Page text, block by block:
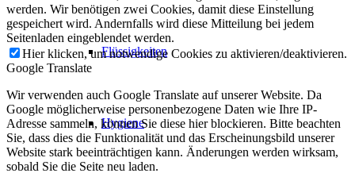
Flüssigkeiten
Hygiene
werden. Wir benötigen zwei Cookies, damit diese Einstellung
gespeichert wird. Andernfalls wird diese Mitteilung bei jedem
Seitenladen eingeblendet werden.
Hier klicken, um notwendige Cookies zu aktivieren/deaktivieren.
Google Translate
Wir verwenden auch Google Translate auf unserer Website. Da
Google möglicherweise personenbezogene Daten wie Ihre IP-
Adresse sammeln, können Sie diese hier blockieren. Bitte beachten
Sie, dass dies die Funktionalität und das Erscheinungsbild unserer
Website stark beeinträchtigen kann. Änderungen werden wirksam,
sobald Sie die Seite neu laden.